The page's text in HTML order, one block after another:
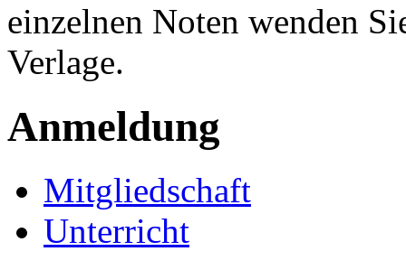
einzelnen Noten wenden
Verlage.
Anmeldung
Mitgliedschaft
Unterricht